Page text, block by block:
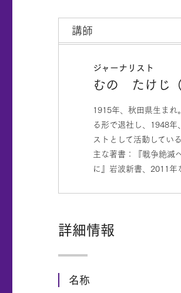
講師
ジャーナリスト
むの たけじ
1915年、秋田県生ま
る形で退社し、1948
ストとして活動している
主な著書：『戦争絶滅
に』岩波新書、2011年
詳細情報
名称